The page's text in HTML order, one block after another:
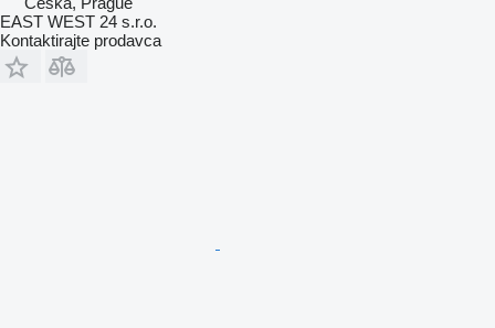
EAST WEST 24 s.r.o.
Kontaktirajte prodavca